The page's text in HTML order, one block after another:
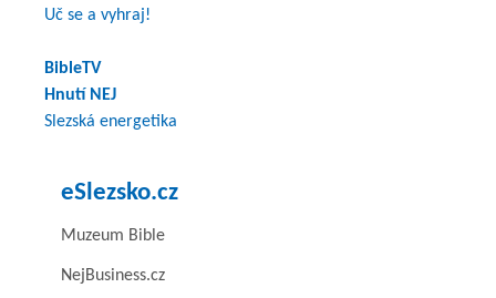
Uč se a vyhraj!
BibleTV
Hnutí NEJ
Slezská energetika
eSlezsko.cz
Muzeum Bible
NejBusiness.cz